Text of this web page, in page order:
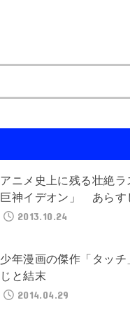
索:
アニメ史上に残る壮絶
巨神イデオン」 あらす
2013.10.24
少年漫画の傑作「タッ
じと結末
2014.04.29